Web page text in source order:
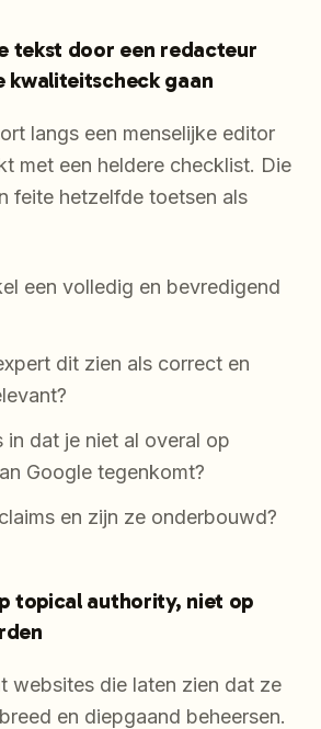
tekst door een redacteur
kwaliteitscheck gaan
langs een menselijke editor
met een heldere checklist. Die
feite hetzelfde toetsen als
een volledig en bevredigend
dit zien als correct en
in dat je niet al overal op
Google tegenkomt?
en zijn ze onderbouwd?
topical authority, niet op
websites die laten zien dat ze
en diepgaand beheersen.